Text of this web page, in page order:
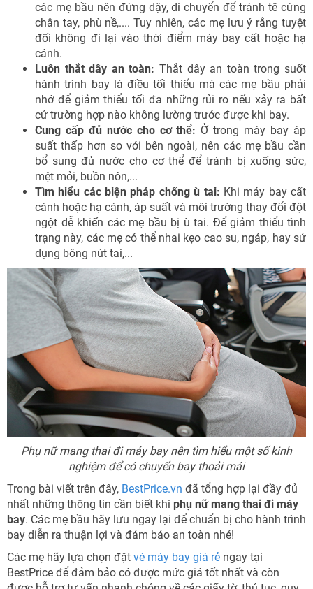
các mẹ bầu nên đứng dậy, di chuyển để tránh tê cứng
chân tay, phù nề,.... Tuy nhiên, các mẹ lưu ý rằng tuyệt
đối không đi lại vào thời điểm máy bay cất hoặc hạ
cánh.
Luôn thắt dây an toàn: Thắt dây an toàn trong suốt
hành trình bay là điều tối thiểu mà các mẹ bầu phải
nhớ để giảm thiểu tối đa những rủi ro nếu xảy ra bất
cứ trường hợp nào không lường trước được khi bay.
Cung cấp đủ nước cho cơ thể: Ở trong máy bay áp
suất thấp hơn so với bên ngoài, nên các mẹ bầu cần
bổ sung đủ nước cho cơ thể để tránh bị xuống sức,
mệt mỏi, buồn nôn,...
Tìm hiểu các biện pháp chống ù tai: Khi máy bay cất
cánh hoặc hạ cánh, áp suất và môi trường thay đổi đột
ngột dễ khiến các mẹ bầu bị ù tai. Để giảm thiểu tình
trạng này, các mẹ có thể nhai kẹo cao su, ngáp, hay sử
dụng bông nút tai,...
Phụ nữ mang thai đi máy bay nên tìm hiểu một số kinh
nghiệm để có chuyến bay thoải mái
Trong bài viết trên đây, BestPrice.vn đã tổng hợp lại đầy đủ
nhất những thông tin cần biết khi phụ nữ mang thai đi máy
bay. Các mẹ bầu hãy lưu ngay lại để chuẩn bị cho hành trình
bay diễn ra thuận lợi và đảm bảo an toàn nhé!
Các mẹ hãy lựa chọn đặt vé máy bay giá rẻ ngay tại
BestPrice để đảm bảo có được mức giá tốt nhất và còn